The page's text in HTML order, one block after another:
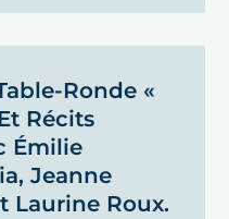
Ronde «
Récits
Émilie
Jeanne
Laurine Roux.